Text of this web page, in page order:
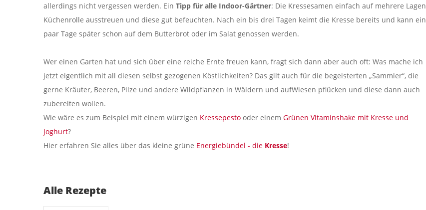
allerdings nicht vergessen werden. Ein Tipp für alle Indoor-Gärtner: Die Kressesamen einfach auf mehrere Lagen
Küchenrolle ausstreuen und diese gut befeuchten. Nach ein bis drei Tagen keimt die Kresse bereits und kann ein
paar Tage später schon auf dem Butterbrot oder im Salat genossen werden.
Wer einen Garten hat und sich über eine reiche Ernte freuen kann, fragt sich dann aber auch oft: Was mache ich
jetzt eigentlich mit all diesen selbst gezogenen Köstlichkeiten? Das gilt auch für die begeisterten „Sammler“, die
gerne Kräuter, Beeren, Pilze und andere Wildpflanzen in Wäldern und aufWiesen pflücken und diese dann auch
zubereiten wollen.
Wie wäre es zum Beispiel mit einem würzigen Kressepesto oder einem Grünen Vitaminshake mit Kresse und
Joghurt?
Hier erfahren Sie alles über das kleine grüne Energiebündel - die Kresse!
Alle Rezepte